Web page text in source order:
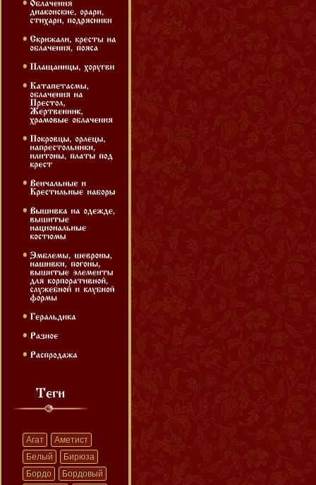
Агат
Аметист
Белый
Бирюза
Бордо
Бордовый